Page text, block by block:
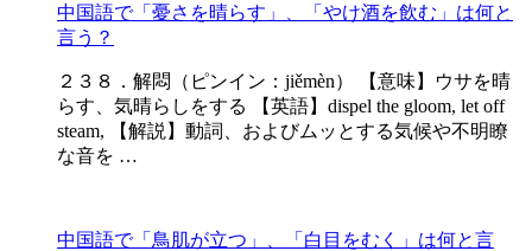
中国語で「憂さを晴らす」、「やけ酒を飲む」は何と
言う？
２３８．解悶（ピンイン：jiěmèn） 【意味】ウサを晴
らす、気晴らしをする 【英語】dispel the gloom, let off
steam, 【解説】動詞、およびムッとする気候や不明瞭
な音を …
中国語で「鳥肌が立つ」、「白目をむく」は何と言